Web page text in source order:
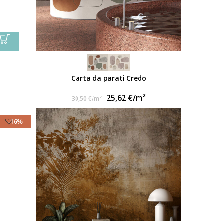
Carta da parati Credo
30,50€/m² 25,62 €/m²
-16%